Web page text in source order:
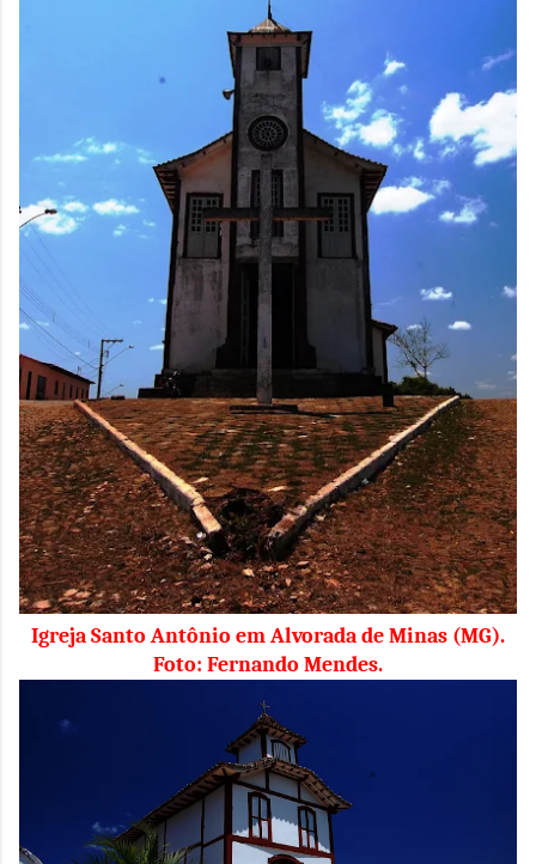
Igreja Santo Antônio em Alvorada de Minas (MG).
Foto: Fernando Mendes.